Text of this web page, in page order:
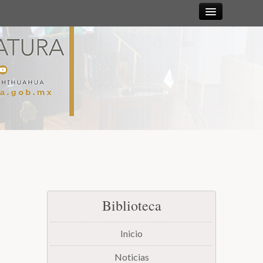
Junta de Coordinación Política
Comisiones
Biblioteca
Inicio
Noticias